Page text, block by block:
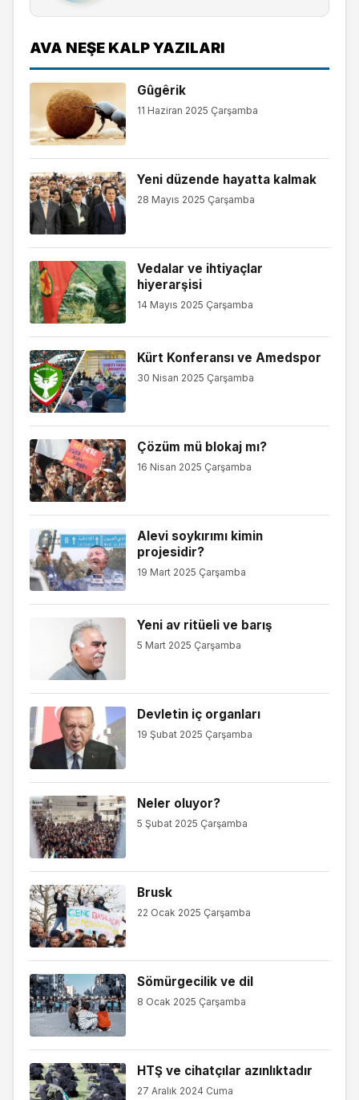
AVA NEŞE KALP YAZILARI
Gûgêrik
11 Haziran 2025 Çarşamba
Yeni düzende hayatta kalmak
28 Mayıs 2025 Çarşamba
Vedalar ve ihtiyaçlar
hiyerarşisi
14 Mayıs 2025 Çarşamba
Kürt Konferansı ve Amedspor
30 Nisan 2025 Çarşamba
Çözüm mü blokaj mı?
16 Nisan 2025 Çarşamba
Alevi soykırımı kimin
projesidir?
19 Mart 2025 Çarşamba
Yeni av ritüeli ve barış
5 Mart 2025 Çarşamba
Devletin iç organları
19 Şubat 2025 Çarşamba
Neler oluyor?
5 Şubat 2025 Çarşamba
Brusk
22 Ocak 2025 Çarşamba
Sömürgecilik ve dil
8 Ocak 2025 Çarşamba
HTŞ ve cihatçılar azınlıktadır
27 Aralık 2024 Cuma